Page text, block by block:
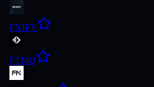
FXIFY
FTMO